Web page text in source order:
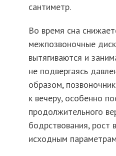
сантиметр.
Во время сна
межпозвоночные
вытягиваются и
не подвергаясь
образом,
к вечеру, особенно
продолжительного
бодрствования, рост
исходным